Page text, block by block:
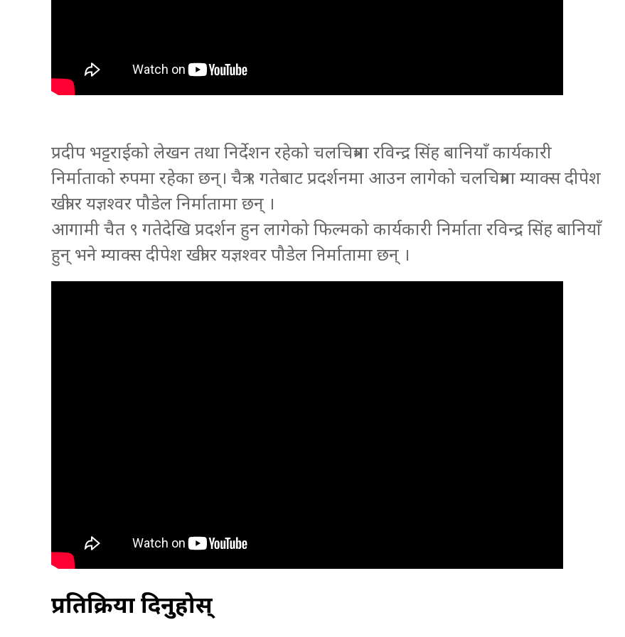
प्रदीप भट्टराईको लेखन तथा निर्देशन रहेको चलचित्रमा रविन्द्र सिंह बानियाँ कार्यकारी
निर्माताको रुपमा रहेका छन्। चैत्र ९ गतेबाट प्रदर्शनमा आउन लागेको चलचित्रमा म्याक्स दीपेश
खत्री र यज्ञश्वर पौडेल निर्मातामा छन् ।
आगामी चैत ९ गतेदेखि प्रदर्शन हुन लागेको फिल्मको कार्यकारी निर्माता रविन्द्र सिंह बानियाँ
हुन् भने म्याक्स दीपेश खत्री र यज्ञश्वर पौडेल निर्मातामा छन् ।
प्रतिक्रिया दिनुहोस्